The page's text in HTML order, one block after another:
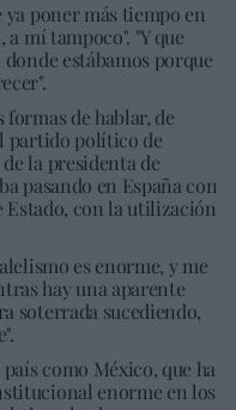
poner más tiempo en
mí tampoco". "Y que
estábamos porque
formas de hablar, de
partido político de
la presidenta de
pasando en España con
Estado, con la utilización
es enorme, y me
hay una aparente
soterrada sucediendo,
como México, que ha
enorme en los